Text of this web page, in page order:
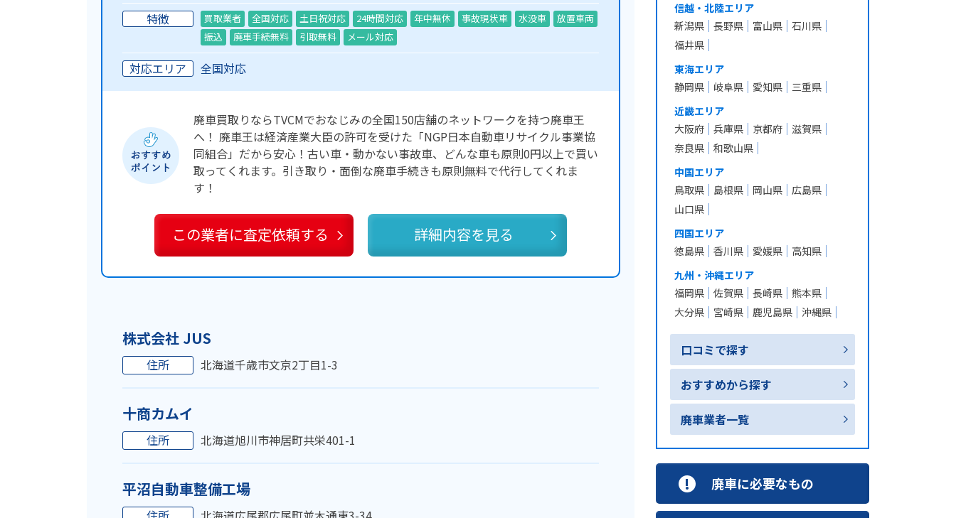
特徴 買取業者 全国対応 土日祝対応 24時間対応 年中無休 事故現状車 水没車
放置車両
振込
廃車手続無料 引取無料 メール対応
対応エリア 全国対応
廃車買取りならTVCMでおなじみの全国150店舗のネットワークを持つ廃車王
へ！ 廃車王は経済産業大臣の許可を受けた「NGP日本自動車リサイクル事業協
同組合」だから安心！古い車・動かない事故車、どんな車も原則0円以上で買い
取ってくれます。引き取り・面倒な廃車手続きも原則無料で代行してくれま
す！
この業者に査定依頼する 詳細内容を見る
株式会社 JUS
住所 北海道千歳市文京2丁目1-3
十商カムイ
住所 北海道旭川市神居町共栄401-1
平沼自動車整備工場
信越・北陸エリア
新潟県
長野県 富山県
石川県
福井県
東海エリア
静岡県
岐阜県 愛知県
三重県
近畿エリア
大阪府
兵庫県 京都府
滋賀県
奈良県
和歌山県
中国エリア
鳥取県
島根県 岡山県
広島県
山口県
四国エリア
徳島県
香川県 愛媛県
高知県
九州・沖縄エリア
福岡県
佐賀県 長崎県
熊本県
大分県
宮崎県 鹿児島県 沖縄県
口コミで探す
おすすめから探す
廃車業者一覧
廃車に必要なもの